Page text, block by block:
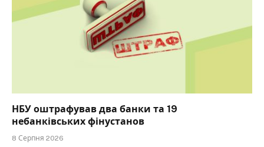
НБУ оштрафував два банки та 19
небанківських фінустанов
8 Серпня 2026